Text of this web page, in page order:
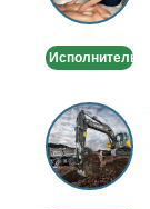
тела
Исполнитель
Аренда
спецтехники
в
Москве